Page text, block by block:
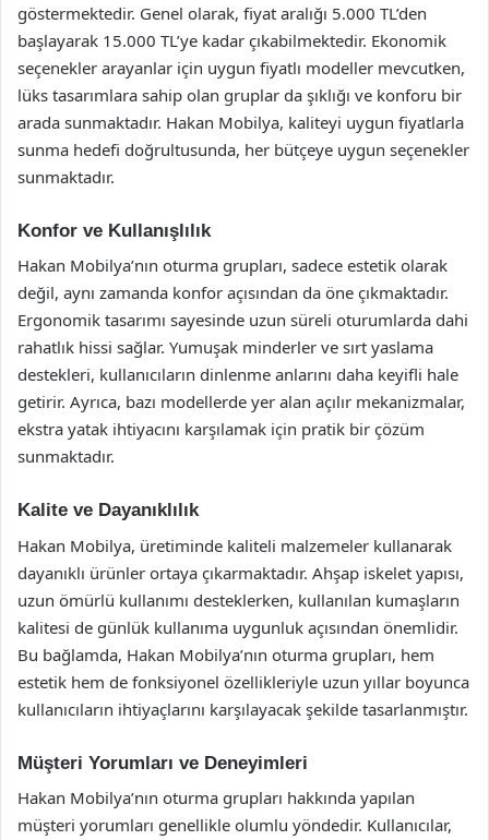
göstermektedir. Genel olarak, fiyat aralığı 5.000 TL’den
başlayarak 15.000 TL’ye kadar çıkabilmektedir. Ekonomik
seçenekler arayanlar için uygun fiyatlı modeller mevcutken,
lüks tasarımlara sahip olan gruplar da şıklığı ve konforu bir
arada sunmaktadır. Hakan Mobilya, kaliteyi uygun fiyatlarla
sunma hedefi doğrultusunda, her bütçeye uygun seçenekler
sunmaktadır.
Konfor ve Kullanışlılık
Hakan Mobilya’nın oturma grupları, sadece estetik olarak
değil, aynı zamanda konfor açısından da öne çıkmaktadır.
Ergonomik tasarımı sayesinde uzun süreli oturumlarda dahi
rahatlık hissi sağlar. Yumuşak minderler ve sırt yaslama
destekleri, kullanıcıların dinlenme anlarını daha keyifli hale
getirir. Ayrıca, bazı modellerde yer alan açılır mekanizmalar,
ekstra yatak ihtiyacını karşılamak için pratik bir çözüm
sunmaktadır.
Kalite ve Dayanıklılık
Hakan Mobilya, üretiminde kaliteli malzemeler kullanarak
dayanıklı ürünler ortaya çıkarmaktadır. Ahşap iskelet yapısı,
uzun ömürlü kullanımı desteklerken, kullanılan kumaşların
kalitesi de günlük kullanıma uygunluk açısından önemlidir.
Bu bağlamda, Hakan Mobilya’nın oturma grupları, hem
estetik hem de fonksiyonel özellikleriyle uzun yıllar boyunca
kullanıcıların ihtiyaçlarını karşılayacak şekilde tasarlanmıştır.
Müşteri Yorumları ve Deneyimleri
Hakan Mobilya’nın oturma grupları hakkında yapılan
müşteri yorumları genellikle olumlu yöndedir. Kullanıcılar,